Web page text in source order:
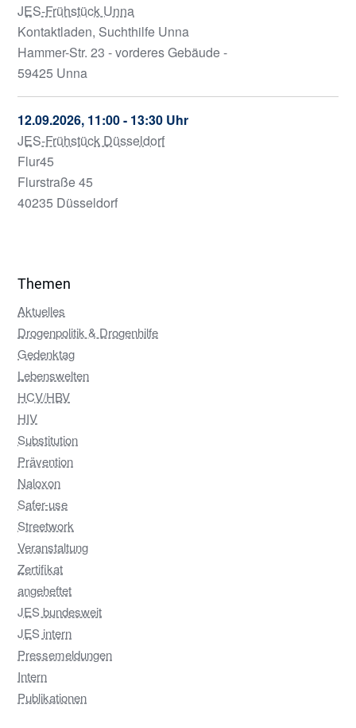
JES-Frühstück Unna
Kontaktladen, Suchthilfe Unna
Hammer-Str. 23 - vorderes Gebäude -
59425 Unna
12.09.2026, 11:00 - 13:30 Uhr
JES-Frühstück Düsseldorf
Flur45
Flurstraße 45
40235 Düsseldorf
Themen
Aktuelles
Drogenpolitik & Drogenhilfe
Gedenktag
Lebenswelten
HCV/HBV
HIV
Substitution
Prävention
Naloxon
Safer-use
Streetwork
Veranstaltung
Zertifikat
angeheftet
JES bundesweit
JES intern
Pressemeldungen
Intern
Publikationen